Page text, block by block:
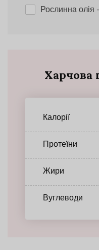
Рослинна олія
Харчова
Калорії
Протеїни
Жири
Вуглеводи